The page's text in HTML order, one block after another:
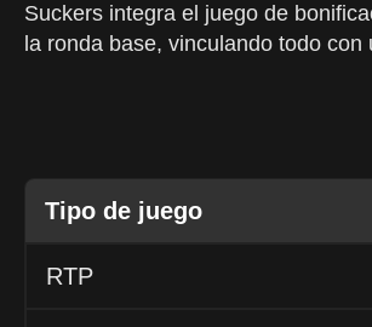
Suckers integra el juego de
la ronda base, vinculando todo
Tipo de juego
RTP